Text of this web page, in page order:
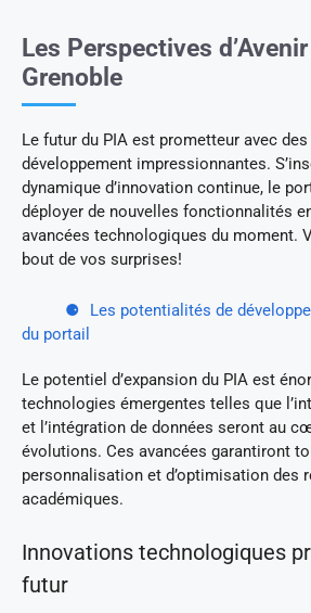
Les Perspectives
Grenoble
Le futur du PIA est prometteur avec
développement impressionnantes.
dynamique d’innovation continue, le
déployer de nouvelles fonctionnalités
avancées technologiques du moment.
bout de vos surprises!
Les potentialités de
du portail
Le potentiel d’expansion du PIA est
technologies émergentes telles que
et l’intégration de données seront au
évolutions. Ces avancées garantiront
personnalisation et d’optimisation des
académiques.
Innovations technologiques
futur